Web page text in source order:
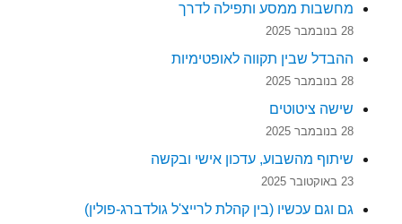
מחשבות ממסע ותפילה לדרך
28 בנובמבר 2025
ההבדל שבין תקווה לאופטימיות
28 בנובמבר 2025
שישה ציטוטים
28 בנובמבר 2025
שיתוף מהשבוע, עדכון אישי ובקשה
23 באוקטובר 2025
גם וגם עכשיו (בין קהלת לרייצ'ל גולדברג-פולין)